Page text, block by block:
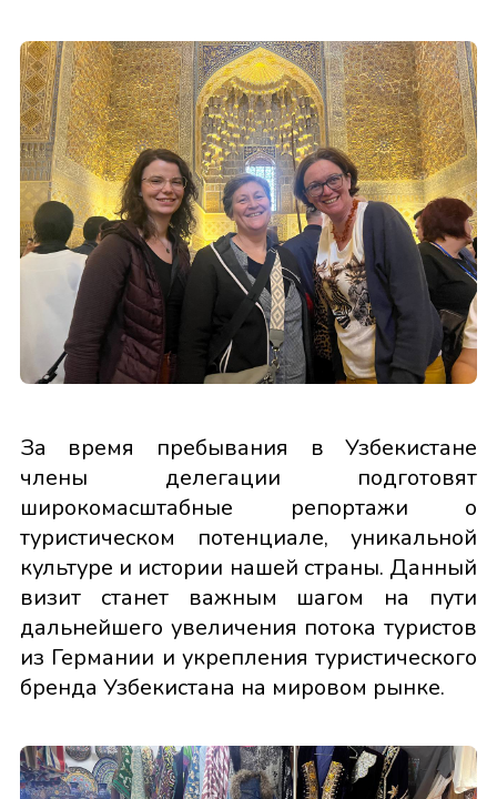
За время пребывания в Узбекистане
члены делегации подготовят
широкомасштабные репортажи о
туристическом потенциале, уникальной
культуре и истории нашей страны. Данный
визит станет важным шагом на пути
дальнейшего увеличения потока туристов
из Германии и укрепления туристического
бренда Узбекистана на мировом рынке.